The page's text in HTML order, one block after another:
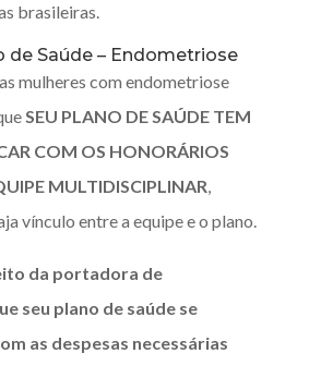
brasileiras.
de Saúde – Endometriose
mulheres com endometriose
SEU PLANO DE SAÚDE TEM
COM OS HONORÁRIOS
MULTIDISCIPLINAR,
vínculo entre a equipe e o plano.
da portadora de
seu plano de saúde se
as despesas necessárias